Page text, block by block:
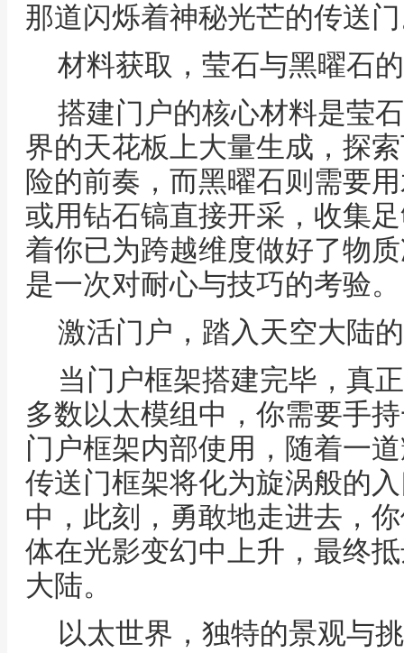
那道闪烁着神秘光芒的传送
材料获取，莹石与黑曜石
搭建门户的核心材料是莹
界的天花板上大量生成，探
险的前奏，而黑曜石则需要
或用钻石镐直接开采，收集
着你已为跨越维度做好了物
是一次对耐心与技巧的考验。
激活门户，踏入天空大陆
当门户框架搭建完毕，真
多数以太模组中，你需要手
门户框架内部使用，随着一
传送门框架将化为旋涡般的
中，此刻，勇敢地走进去，
体在光影变幻中上升，最终
大陆。
以太世界，独特的景观与